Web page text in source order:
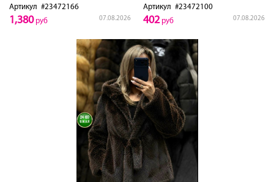
Артикул #23472166
07.08.2026
1,380руб
Артикул #23472100
07.08.2026
402руб